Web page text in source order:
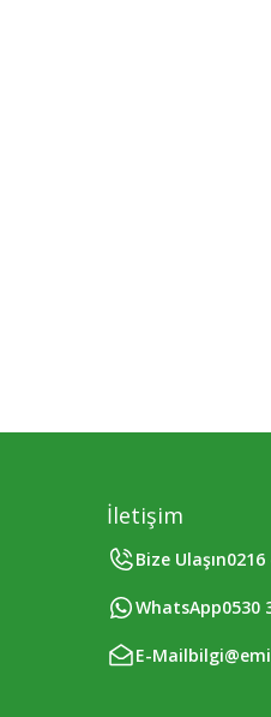
İletişim
Bize Ulaşın0216
WhatsApp0530
E-Mail